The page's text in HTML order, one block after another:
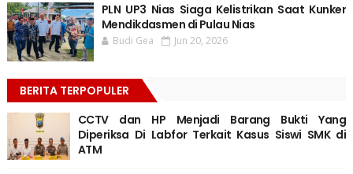
PLN UP3 Nias Siaga Kelistrikan Saat Kunker
Mendikdasmen di Pulau Nias
Budi Gea Jun 20, 2026
BERITA TERPOPULER
CCTV dan HP Menjadi Barang Bukti Yang
Diperiksa Di Labfor Terkait Kasus Siswi SMK di
ATM